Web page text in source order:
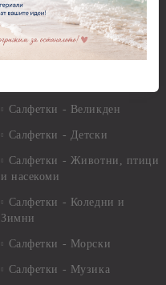
Моливи, акварелни
комплекти
Салфетки - Великден
Салфетки - Детски
Салфетки - Животни, птици
и насекоми
Салфетки - Коледни и
Зимни
Салфетки - Морски
Салфетки - Музика